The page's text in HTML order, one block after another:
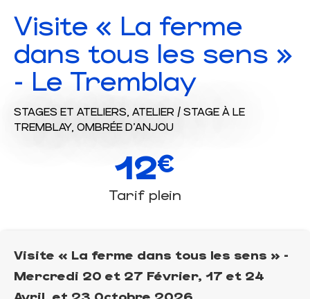
Visite « La ferme
dans tous les sens »
- Le Tremblay
STAGES ET ATELIERS, ATELIER / STAGE À LE
TREMBLAY, OMBRÉE D'ANJOU
12€
Tarif plein
Visite « La ferme dans tous les sens » -
Mercredi 20 et 27 Février, 17 et 24